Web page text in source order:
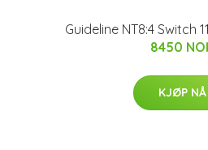
Guideline NT8:4 Switch
8450
KJØP NÅ